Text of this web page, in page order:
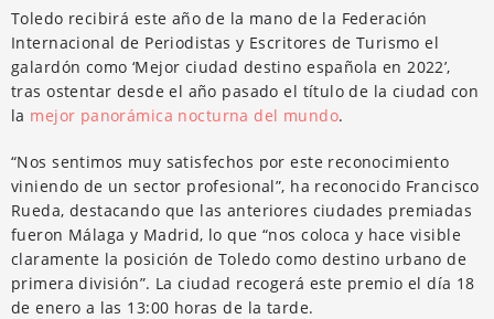
Toledo recibirá este año de la mano de la Federación
Internacional de Periodistas y Escritores de Turismo el
galardón como ‘Mejor ciudad destino española en 2022’,
tras ostentar desde el año pasado el título de la ciudad con
la mejor panorámica nocturna del mundo.
“Nos sentimos muy satisfechos por este reconocimiento
viniendo de un sector profesional”, ha reconocido Francisco
Rueda, destacando que las anteriores ciudades premiadas
fueron Málaga y Madrid, lo que “nos coloca y hace visible
claramente la posición de Toledo como destino urbano de
primera división”. La ciudad recogerá este premio el día 18
de enero a las 13:00 horas de la tarde.